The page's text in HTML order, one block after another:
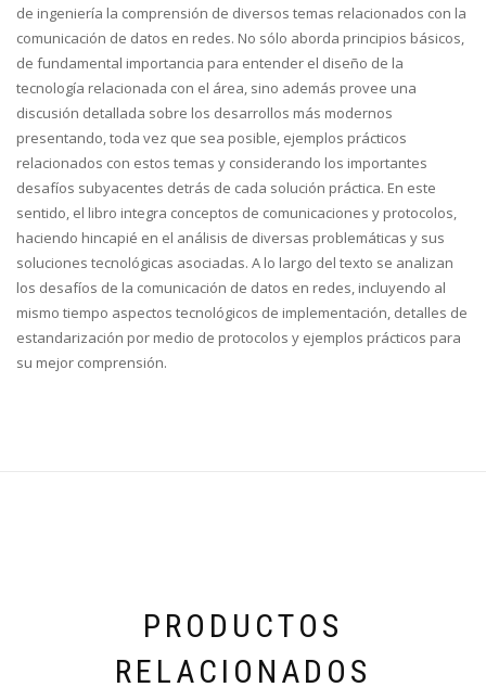
de ingeniería la comprensión de diversos temas relacionados con la
comunicación de datos en redes. No sólo aborda principios básicos,
de fundamental importancia para entender el diseño de la
tecnología relacionada con el área, sino además provee una
discusión detallada sobre los desarrollos más modernos
presentando, toda vez que sea posible, ejemplos prácticos
relacionados con estos temas y considerando los importantes
desafíos subyacentes detrás de cada solución práctica. En este
sentido, el libro integra conceptos de comunicaciones y protocolos,
haciendo hincapié en el análisis de diversas problemáticas y sus
soluciones tecnológicas asociadas. A lo largo del texto se analizan
los desafíos de la comunicación de datos en redes, incluyendo al
mismo tiempo aspectos tecnológicos de implementación, detalles de
estandarización por medio de protocolos y ejemplos prácticos para
su mejor comprensión.
PRODUCTOS
RELACIONADOS